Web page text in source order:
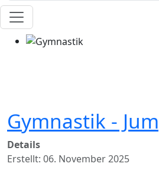
Gymnastik -
Details
Erstellt: 06. November 2025